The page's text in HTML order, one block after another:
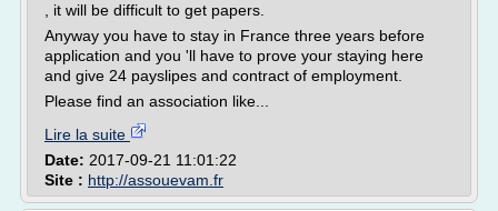
, it will be difficult to get papers.
Anyway you have to stay in France three years before
application and you 'll have to prove your staying here
and give 24 payslipes and contract of employment.
Please find an association like...
Lire la suite
Date: 2017-09-21 11:01:22
Site : http://assouevam.fr